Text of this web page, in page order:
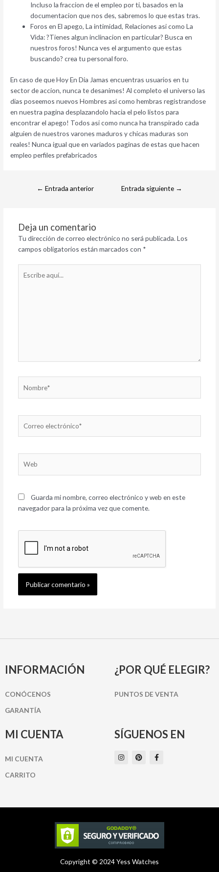
Incluso la fraccion de el empleo por ti, basados en la
documentacion que nos des, sabremos lo que estas tras.
Foros en El apego, La intimidad, Relaciones asi­ como La
Vida: ?Tienes algun inclinacion en particular? Busca en
nuestros foros! Nunca ves el argumento que estas
buscando? crea tu personal foro.
En caso de que Hoy En Dia Jamas encuentras usuarios en tu
sector de accion, nunca te desanimes! Al completo el universo las
dias poseemos nuevos Hombres asi­ como hembras registrandose
en nuestra pagina desplazandolo hacia el pelo listos para
encontrar el apego! Todos asi­ como nunca ha transpirado cada
alguien de nuestros varones maduros y chicas maduras son
reales! Nunca igual que en variados paginas de estas que hacen
empleo perfiles prefabricados
← Entrada anterior Entrada siguiente →
Deja un comentario
Tu dirección de correo electrónico no será publicada. Los
campos obligatorios están marcados con *
aquí...
electrónico*
Guarda mi nombre, correo electrónico y web en este
navegador para la próxima vez que comente.
INFORMACIÓN
CONÓCENOS
GARANTÍA
¿POR QUÉ ELEGIR?
PUNTOS DE VENTA
MI CUENTA
MI CUENTA
CARRITO
SÍGUENOS EN
I
n
m
P
i
t
F
a
-
Copyright © 2024 Yess Watches